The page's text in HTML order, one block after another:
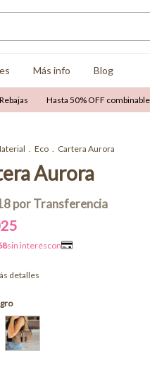
Más info Blog
Hasta 50% OFF combinable con
. Eco . Cartera Aurora
Aurora
detalles